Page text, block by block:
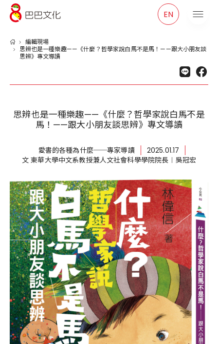
EN
編輯現場
思辨也是一種樂趣——《什麼？哲學家說白馬不是馬！——跟大小朋友談
思辨》專文導讀
思辨也是一種樂趣——《什麼？哲學家說白馬不是
馬！——跟大小朋友談思辨》專文導讀
愛書的各種為什麼──專家導讀
2025.01.17
文 東華大學中文系教授兼人文社會科學學院院長︱吳冠宏